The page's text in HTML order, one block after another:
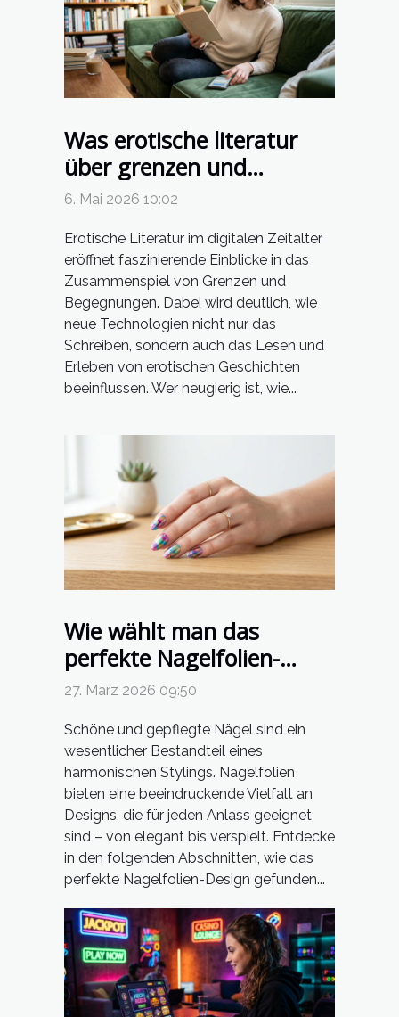
Was erotische literatur
über grenzen und
begegnungen im digitalen
6. Mai 2026 10:02
Erotische Literatur im digitalen Zeitalter
eröffnet faszinierende Einblicke in das
Zusammenspiel von Grenzen und
Begegnungen. Dabei wird deutlich, wie
neue Technologien nicht nur das
Schreiben, sondern auch das Lesen und
Erleben von erotischen Geschichten
beeinflussen. Wer neugierig ist, wie...
Wie wählt man das
perfekte Nagelfolien-
Design für jeden Anlass?
27. März 2026 09:50
Schöne und gepflegte Nägel sind ein
wesentlicher Bestandteil eines
harmonischen Stylings. Nagelfolien
bieten eine beeindruckende Vielfalt an
Designs, die für jeden Anlass geeignet
sind – von elegant bis verspielt. Entdecke
in den folgenden Abschnitten, wie das
perfekte Nagelfolien-Design gefunden...